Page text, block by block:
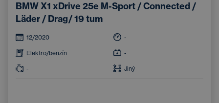
BMW X1 xDrive 25e M-Sport / Connected /
Läder / Drag/ 19 tum
12/2020 -
Elektro/benzín -
- Jiný